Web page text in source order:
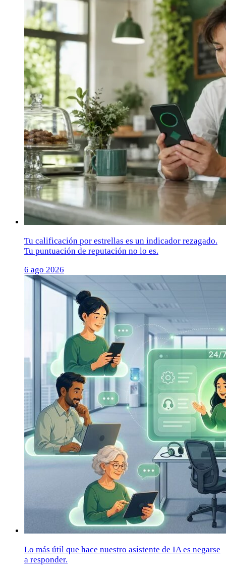
Tu calificación por estrellas es un indicador rezagado.
Tu puntuación de reputación no lo es.
6 ago 2026
Lo más útil que hace nuestro asistente de IA es negarse
a responder.